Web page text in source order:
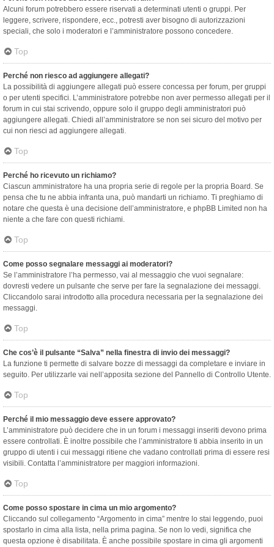
Alcuni forum potrebbero essere riservati a determinati utenti o gruppi. Per
leggere, scrivere, rispondere, ecc., potresti aver bisogno di autorizzazioni
speciali, che solo i moderatori e l’amministratore possono concedere.
Top
Perché non riesco ad aggiungere allegati?
La possibilità di aggiungere allegati può essere concessa per forum, per gruppi
o per utenti specifici. L’amministratore potrebbe non aver permesso allegati per il
forum in cui stai scrivendo, oppure solo il gruppo degli amministratori può
aggiungere allegati. Chiedi all’amministratore se non sei sicuro del motivo per
cui non riesci ad aggiungere allegati.
Top
Perché ho ricevuto un richiamo?
Ciascun amministratore ha una propria serie di regole per la propria Board. Se
pensa che tu ne abbia infranta una, può mandarti un richiamo. Ti preghiamo di
notare che questa è una decisione dell’amministratore, e phpBB Limited non ha
niente a che fare con questi richiami.
Top
Come posso segnalare messaggi ai moderatori?
Se l’amministratore l’ha permesso, vai al messaggio che vuoi segnalare:
dovresti vedere un pulsante che serve per fare la segnalazione dei messaggi.
Cliccandolo sarai introdotto alla procedura necessaria per la segnalazione dei
messaggi.
Top
Che cos’è il pulsante “Salva” nella finestra di invio dei messaggi?
La funzione ti permette di salvare bozze di messaggi da completare e inviare in
seguito. Per utilizzarle vai nell’apposita sezione del Pannello di Controllo Utente.
Top
Perché il mio messaggio deve essere approvato?
L’amministratore può decidere che in un forum i messaggi inseriti devono prima
essere controllati. È inoltre possibile che l’amministratore ti abbia inserito in un
gruppo di utenti i cui messaggi ritiene che vadano controllati prima di essere resi
visibili. Contatta l’amministratore per maggiori informazioni.
Top
Come posso spostare in cima un mio argomento?
Cliccando sul collegamento “Argomento in cima” mentre lo stai leggendo, puoi
spostarlo in cima alla lista, nella prima pagina. Se non lo vedi, significa che
questa opzione è disabilitata. È anche possibile spostare in cima gli argomenti